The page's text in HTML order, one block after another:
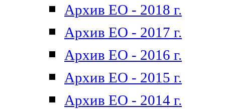
Архив ЕО - 2018 г.
Архив ЕО - 2017 г.
Архив ЕО - 2016 г.
Архив ЕО - 2015 г.
Архив ЕО - 2014 г.